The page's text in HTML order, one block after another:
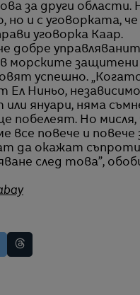
за други области.
но и с уговорката,
уговорка Каар.
добре
морските защитени
успешно.
Ел Ниньо,
или януари, няма
побелеят. Но мисля,
все повече и
да окажат
след това”,